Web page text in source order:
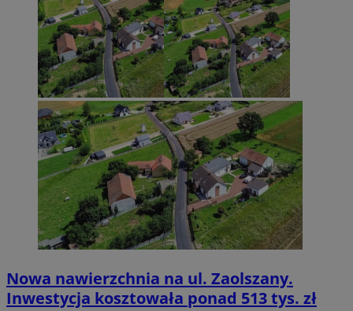
Nowa nawierzchnia na ul. Zaolszany.
Inwestycja kosztowała ponad 513 tys. zł